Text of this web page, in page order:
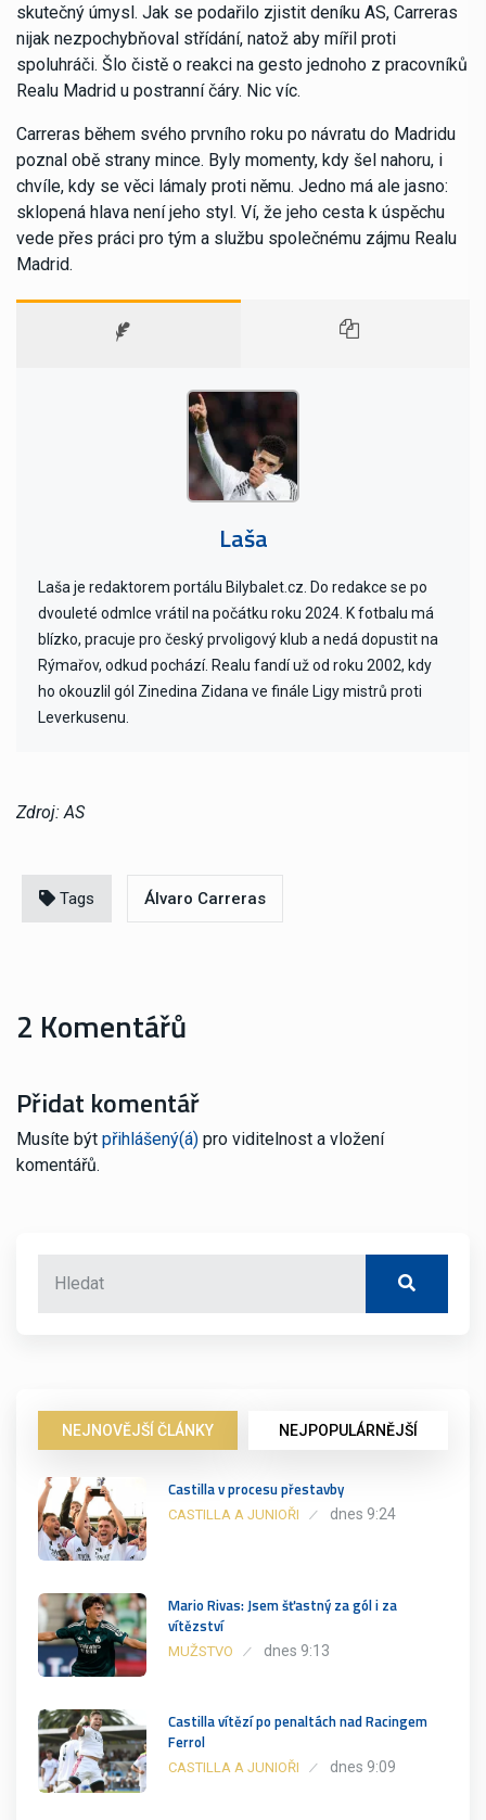
skutečný úmysl. Jak se podařilo zjistit deníku AS, Carreras
nijak nezpochybňoval střídání, natož aby mířil proti
spoluhráči. Šlo čistě o reakci na gesto jednoho z pracovníků
Realu Madrid u postranní čáry. Nic víc.
Carreras během svého prvního roku po návratu do Madridu
poznal obě strany mince. Byly momenty, kdy šel nahoru, i
chvíle, kdy se věci lámaly proti němu. Jedno má ale jasno:
sklopená hlava není jeho styl. Ví, že jeho cesta k úspěchu
vede přes práci pro tým a službu společnému zájmu Realu
Madrid.
Laša
Laša je redaktorem portálu Bilybalet.cz. Do redakce se po
dvouleté odmlce vrátil na počátku roku 2024. K fotbalu má
blízko, pracuje pro český prvoligový klub a nedá dopustit na
Rýmařov, odkud pochází. Realu fandí už od roku 2002, kdy
ho okouzlil gól Zinedina Zidana ve finále Ligy mistrů proti
Leverkusenu.
Zdroj: AS
Tags Álvaro Carreras
2 Komentářů
Přidat komentář
Musíte být přihlášený(á) pro viditelnost a vložení
komentářů.
NEJNOVĚJŠÍ ČLÁNKY NEJPOPULÁRNĚJŠÍ
Castilla v procesu přestavby
CASTILLA A JUNIOŘI dnes 9:24
Mario Rivas: Jsem šťastný za gól i za
vítězství
MUŽSTVO dnes 9:13
Castilla vítězí po penaltách nad Racingem
Ferrol
CASTILLA A JUNIOŘI dnes 9:09